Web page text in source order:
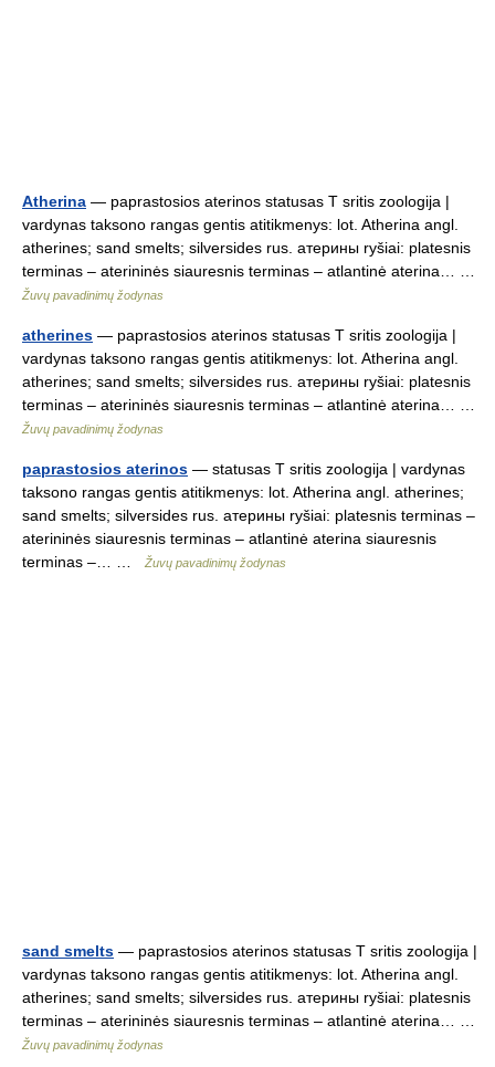
Atherina — paprastosios aterinos statusas T sritis zoologija |
vardynas taksono rangas gentis atitikmenys: lot. Atherina angl.
atherines; sand smelts; silversides rus. атерины ryšiai: platesnis
terminas – aterininės siauresnis terminas – atlantinė aterina… …
Žuvų pavadinimų žodynas
atherines — paprastosios aterinos statusas T sritis zoologija |
vardynas taksono rangas gentis atitikmenys: lot. Atherina angl.
atherines; sand smelts; silversides rus. атерины ryšiai: platesnis
terminas – aterininės siauresnis terminas – atlantinė aterina… …
Žuvų pavadinimų žodynas
paprastosios aterinos — statusas T sritis zoologija | vardynas
taksono rangas gentis atitikmenys: lot. Atherina angl. atherines;
sand smelts; silversides rus. атерины ryšiai: platesnis terminas –
aterininės siauresnis terminas – atlantinė aterina siauresnis
terminas –… …
Žuvų pavadinimų žodynas
sand smelts — paprastosios aterinos statusas T sritis zoologija |
vardynas taksono rangas gentis atitikmenys: lot. Atherina angl.
atherines; sand smelts; silversides rus. атерины ryšiai: platesnis
terminas – aterininės siauresnis terminas – atlantinė aterina… …
Žuvų pavadinimų žodynas